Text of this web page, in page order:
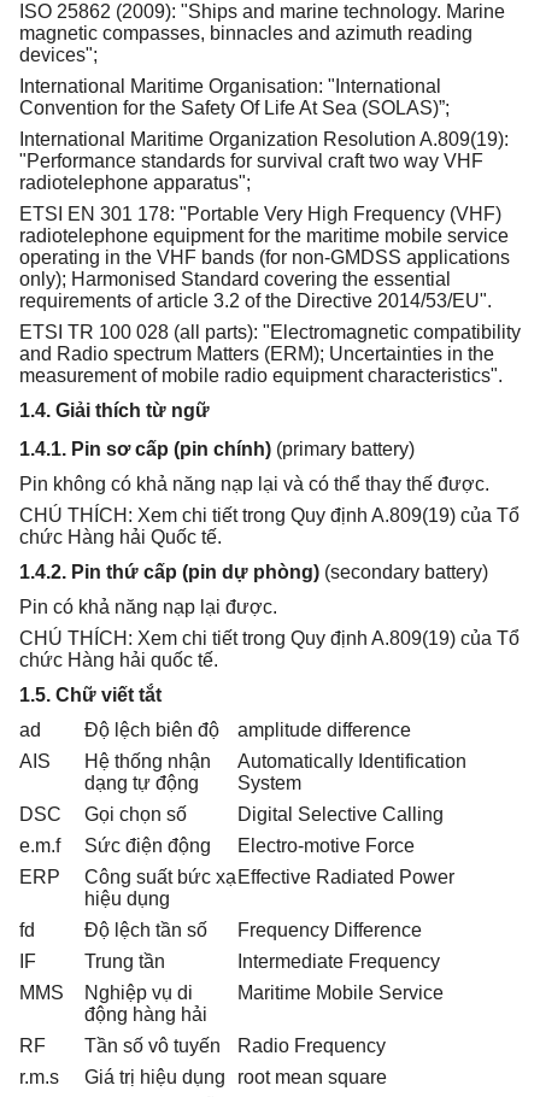
ISO 25862 (2009): "Ships and marine technology. Marine
magnetic compasses, binnacles and azimuth reading
devices";
International Maritime Organisation: "International
Convention for the Safety Of Life At Sea (SOLAS)”;
International Maritime Organization Resolution A.809(19):
"Performance standards for survival craft two way VHF
radiotelephone apparatus";
ETSI EN 301 178: "Portable Very High Frequency (VHF)
radiotelephone equipment for the maritime mobile service
operating in the VHF bands (for non-GMDSS applications
only); Harmonised Standard covering the essential
requirements of article 3.2 of the Directive 2014/53/EU".
ETSI TR 100 028 (all parts): "Electromagnetic compatibility
and Radio spectrum Matters (ERM); Uncertainties in the
measurement of mobile radio equipment characteristics".
1.4. Giải thích từ ngữ
1.4.1. Pin sơ cấp (pin chính) (primary battery)
Pin không có khả năng nạp lại và có thể thay thế được.
CHÚ THÍCH: Xem chi tiết trong Quy định A.809(19) của Tổ
chức Hàng hải Quốc tế.
1.4.2. Pin thứ cấp (pin dự phòng) (secondary battery)
Pin có khả năng nạp lại được.
CHÚ THÍCH: Xem chi tiết trong Quy định A.809(19) của Tổ
chức Hàng hải quốc tế.
1.5. Chữ viết tắt
ad
Độ lệch biên độ
amplitude difference
AIS
Hệ thống nhận
dạng tự động
Automatically Identification
System
DSC
Gọi chọn số
Digital Selective Calling
e.m.f
Sức điện động
Electro-motive Force
ERP
Công suất bức xạ
hiệu dụng
Effective Radiated Power
fd Độ lệch tần số
Frequency Difference
IF
Trung tần
Intermediate Frequency
MMS
Nghiệp vụ di
động hàng hải
Maritime Mobile Service
RF Tần số vô tuyến
Radio Frequency
r.m.s
Giá trị hiệu dụng
root mean square